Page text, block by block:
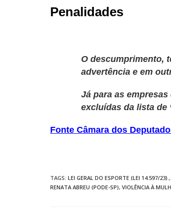
Penalidades
O descumprimento,
advertência e em
Já para as
excluídas da lista de
Fonte Câmara dos
TAGS: LEI GERAL DO ESPORTE (LEI 14.597/23). ,
RENATA ABREU (PODE-SP), VIOLÊNCIA À